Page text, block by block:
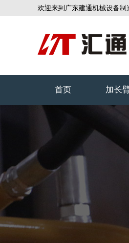
欢迎来到广东建通机械设备制
首页 加长